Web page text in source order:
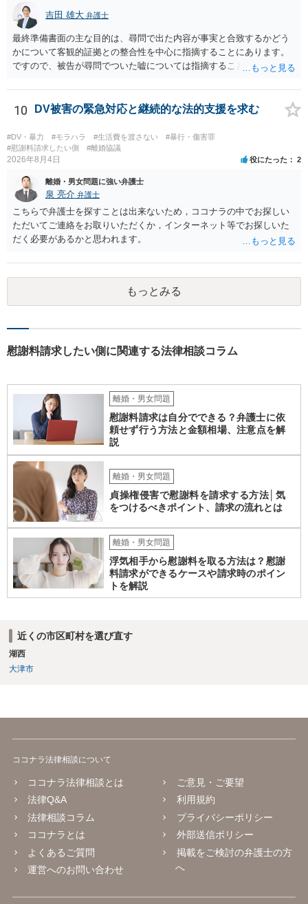
吉田 雄大 弁護士
最終準備書面の主な目的は、尋問で出た内容が事実と合致するかどう
かについて客観的証拠との整合性を中心に指摘することにあります。
ですので、被告が尋問でついた嘘については指摘することが大切で
事実でないとの指摘をすることも必要です。 これらの点について最終
準備書面で的確な指摘ができれば裁判所の理解も深まると思います
えるかどうかは、裁判官の個性に依る点が大きいので、何ともいえま
せん。
10 DV被害の緊急対応と継続的な法的支援を求む
#DV・暴力 #モラハラ #生活費を渡さない
#暴行・傷害罪
#慰謝料請求したい側
#離婚協議
2026年8月4日 役にたった 2
離婚・男女問題に強い弁護士
泉 亮介 弁護士
こちらで弁護士を探すことは出来ないため，ココナラの中でお探しい
ただいてご連絡をお取りいただくか，インターネット等でお探しいた
だく必要があるかと思われます。
もっとみる
慰謝料請求したい側に関連する法律相談コラム
離婚・男女問題
慰謝料請求は自分でできる？弁護士に依
頼せず行う方法と金額相場、注意点を解
説
離婚・男女問題
貞操権侵害で慰謝料を請求する方法│気
をつけるべきポイント、請求の流れとは
離婚・男女問題
浮気相手から慰謝料を取る方法は？慰謝
料請求ができるケースや請求時のポイン
トを解説
近くの市区町村を選び直す
湖西
大津市
ココナラ法律相談について
ココナラ法律相談とは
法律Q&A
法律相談コラム
ココナラとは
よくあるご質問
運営へのお問い合わせ
ご意見・ご要望
利用規約
プライバシーポリシー
外部送信ポリシー
掲載をご検討の弁護士の方
へ